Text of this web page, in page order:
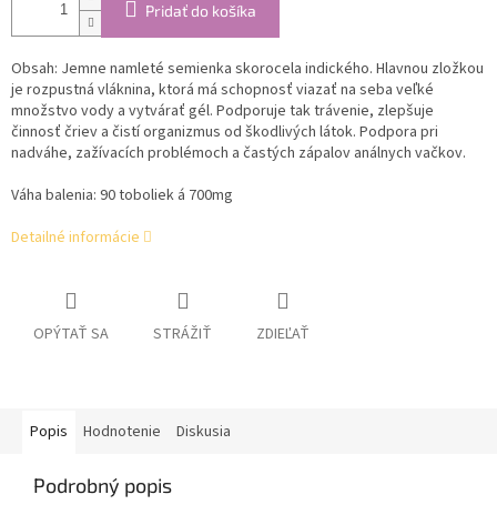
Pridať do košíka
Obsah: Jemne namleté semienka skorocela indického. Hlavnou zložkou
je rozpustná vláknina, ktorá má schopnosť viazať na seba veľké
množstvo vody a vytvárať gél. Podporuje tak trávenie, zlepšuje
činnosť čriev a čistí organizmus od škodlivých látok. Podpora pri
nadváhe, zažívacích problémoch a častých zápalov análnych vačkov.
Váha balenia: 90 toboliek á 700mg
Detailné informácie
OPÝTAŤ SA STRÁŽIŤ ZDIEĽAŤ
Popis Hodnotenie Diskusia
Podrobný popis